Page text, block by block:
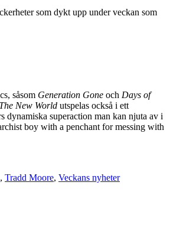
som dykt upp under veckan som
såsom Generation Gone och Days of
The New World utspelas också i ett
dynamiska superaction man kan njuta av i
boy with a penchant for messing with
, Tradd Moore, Veckans nyheter